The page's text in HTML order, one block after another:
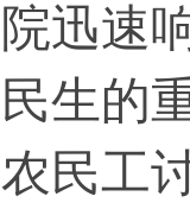
迅速
生的
民工